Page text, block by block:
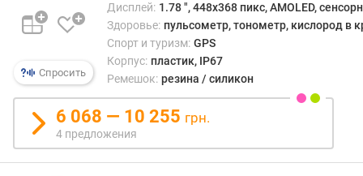
у
л
р
н
о
с
т
и
Спросить
Дисплей: 1.78 ", 448x368 пикс, AMOLED,
Здоровье: пульсометр, тонометр, кислород в
Спорт и туризм: GPS
Корпус: пластик, IP67
Ремешок: резина / силикон
6 068 — 10 255 грн.
4 предложения